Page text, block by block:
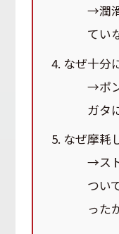
→潤
てい
なぜ十分
→ポ
ガタ
なぜ摩耗
→ス
つい
った